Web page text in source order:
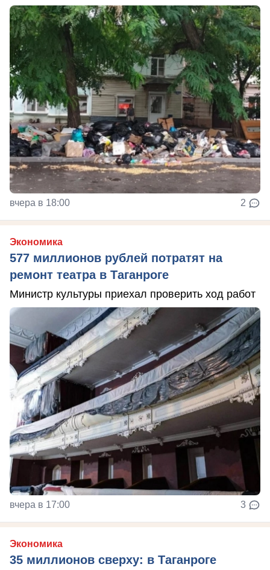
вчера в 18:00 2
Экономика
577 миллионов рублей потратят на
ремонт театра в Таганроге
Министр культуры приехал проверить ход работ
вчера в 17:00 3
Экономика
35 миллионов сверху: в Таганроге